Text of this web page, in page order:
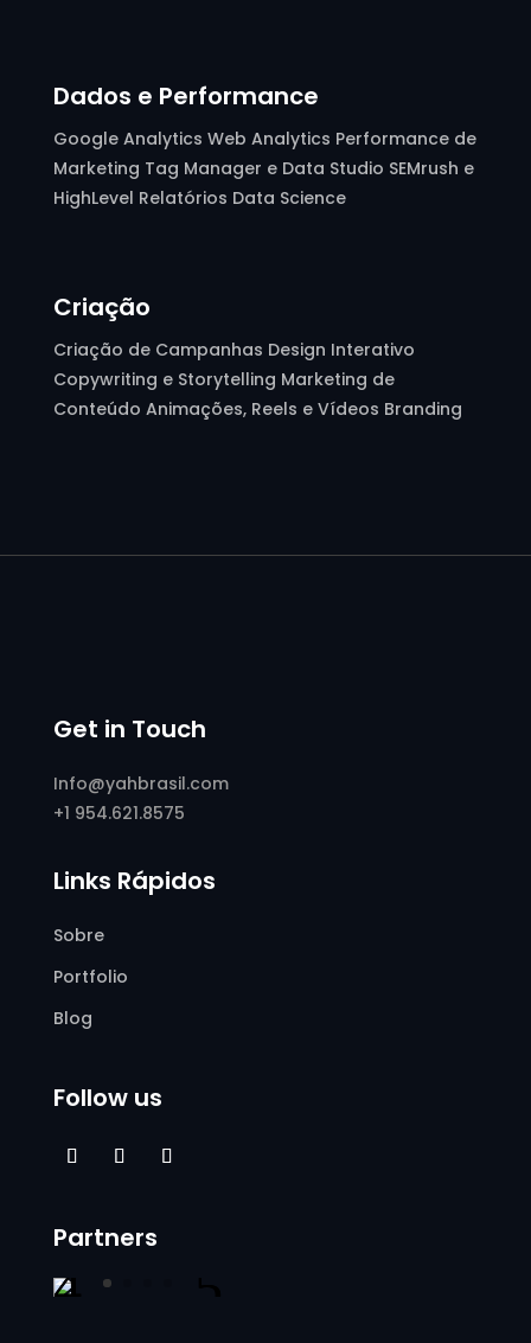
Dados e Performance
Google Analytics Web Analytics Performance de
Marketing Tag Manager e Data Studio SEMrush e
HighLevel Relatórios Data Science
Criação
Criação de Campanhas Design Interativo
Copywriting e Storytelling Marketing de
Conteúdo Animações, Reels e Vídeos Branding
Get in Touch
Info@yahbrasil.com
+1 954.621.8575
Links Rápidos
Sobre
Portfolio
Blog
Follow us
Partners